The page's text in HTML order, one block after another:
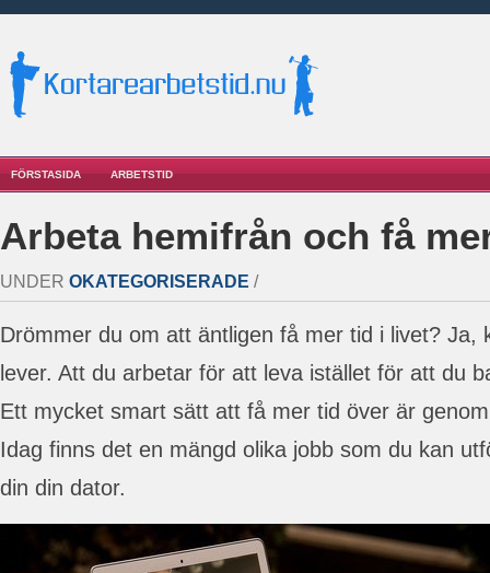
FÖRSTASIDA ARBETSTID
Arbeta hemifrån och få
UNDER OKATEGORISERADE /
Drömmer du om att äntligen få mer tid i livet? Ja,
lever. Att du arbetar för att leva istället för att du
Ett mycket smart sätt att få mer tid över är
Idag finns det en mängd olika jobb som du kan
din din dator.